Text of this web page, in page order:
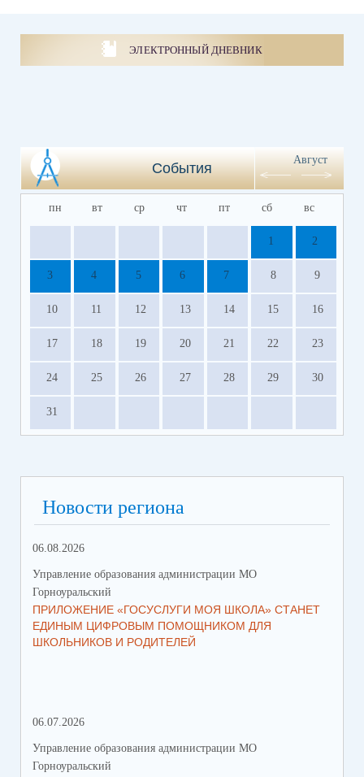
ЭЛЕКТРОННЫЙ ДНЕВНИК
События
Август
пн вт ср чт пт сб вс
1 2
3 4 5 6 7 8 9
10 11 12 13 14 15 16
17 18 19 20 21 22 23
24 25 26 27 28 29 30
31
Новости региона
06.08.2026
Управление образования администрации МО
Горноуральский
ПРИЛОЖЕНИЕ «ГОСУСЛУГИ МОЯ ШКОЛА» СТАНЕТ
ЕДИНЫМ ЦИФРОВЫМ ПОМОЩНИКОМ ДЛЯ
ШКОЛЬНИКОВ И РОДИТЕЛЕЙ
06.07.2026
Управление образования администрации МО
Горноуральский